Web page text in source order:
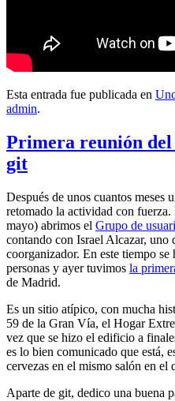
Esta entrada fue publicada en
admin.
Primera reunión del
git
Después de unos cuantos meses
retomado la actividad con
mayo) abrimos el Grupo de
contando con Israel Alcazar, uno
coorganizador. En este tiempo
personas y ayer tuvimos la
de Madrid.
Es un sitio atípico, con mucha
59 de la Gran Vía, el Hogar
vez que se hizo el edificio a
es lo bien comunicado que está,
cervezas en el mismo salón en el
Aparte de git, dedico una buena